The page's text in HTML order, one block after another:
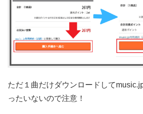
ただ１曲だけダウンロードして
ったいないので注意！